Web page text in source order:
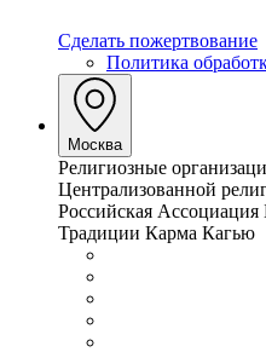
Сделать пожертвование
Политика
Москва
Религиозные
Централизованной
Российская
Традиции Карма Кагью